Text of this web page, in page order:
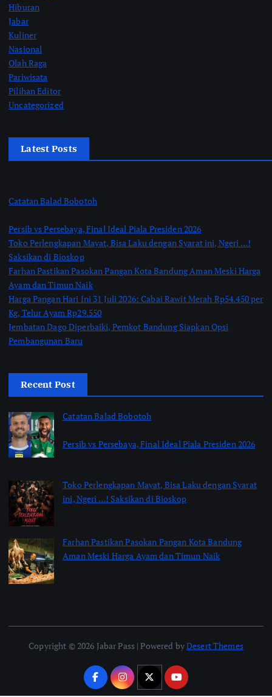
Hiburan
Jabar
Kuliner
Nasional
Olah Raga
Pariwisata
Pilihan Editor
Uncategorized
Latest Posts
Catatan Balad Bobotoh
Persib vs Persebaya, Final Ideal Piala Presiden 2026
Toko Perlengkapan Mayat, Bisa Laku dengan Syarat ini, Ngeri …!
Saksikan di Bioskop
Farhan Pastikan Pasokan Pangan Kota Bandung Aman Meski Harga
Ayam dan Timun Naik
Harga Pangan Hari Ini 31 Juli 2026: Cabai Rawit Merah Rp54.450 per
Kg, Telur Ayam Rp29.550
Jembatan Dago Diperbaiki, Pemkot Bandung Siapkan Opsi
Pembangunan Baru
Recent Post
Catatan Balad Bobotoh
Persib vs Persebaya, Final Ideal Piala Presiden 2026
Toko Perlengkapan Mayat, Bisa Laku dengan Syarat
ini, Ngeri …! Saksikan di Bioskop
Farhan Pastikan Pasokan Pangan Kota Bandung
Aman Meski Harga Ayam dan Timun Naik
Copyright © 2026 Jabar Pass | Powered byDesert Themes